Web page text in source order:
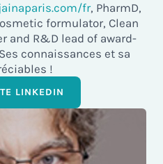
fr, PharmD,
formulator, Clean
and R&D lead of award-
connaissances et sa
!
LINKEDIN